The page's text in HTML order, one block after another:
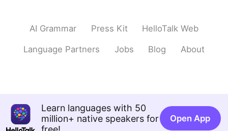
AI Grammar Press Kit HelloTalk Web
Language Partners Jobs Blog About
Learn languages with 50
million+ native speakers for
Open App